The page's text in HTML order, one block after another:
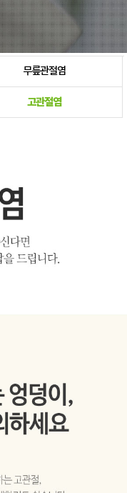
무릎관절염
고관절염